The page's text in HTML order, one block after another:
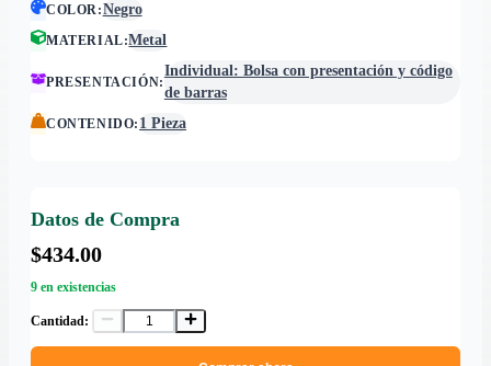
COLOR:Negro
MATERIAL:Metal
PRESENTACIÓN:
Individual: Bolsa con presentación y código
de barras
CONTENIDO: 1 Pieza
Datos de Compra
$434.00
9 en existencias
Cantidad: